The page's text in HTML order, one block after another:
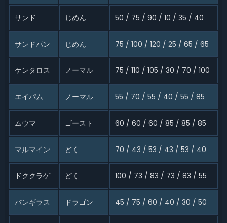
サンド じめん 50 / 75 / 90 / 10 / 35 / 40
サンドパン じめん 75 / 100 / 120 / 25 / 65 / 65
ケンタロス ノーマル 75 / 110 / 105 / 30 / 70 / 100
エイパム ノーマル 55 / 70 / 55 / 40 / 55 / 85
ムウマ ゴースト 60 / 60 / 60 / 85 / 85 / 85
マルマイン どく 70 / 43 / 53 / 43 / 53 / 40
ドククラゲ どく 100 / 73 / 83 / 73 / 83 / 55
バンギラス ドラゴン 45 / 75 / 60 / 40 / 30 / 50